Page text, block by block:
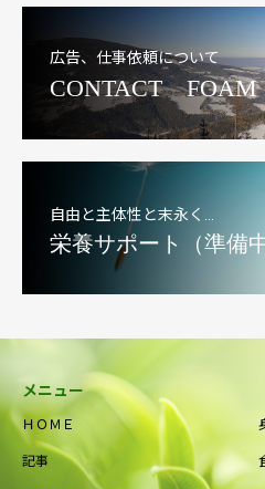
広告、仕事依頼について
CONTACT FOAM
自由と主体性と末永く…
栄養サポート（準備中
メニュー
ＨＯＭＥ
記事